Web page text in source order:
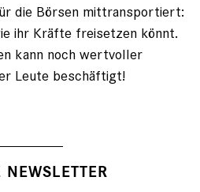
die Börsen mittransportiert:
ihr Kräfte freisetzen könnt.
kann noch wertvoller
Leute beschäftigt!
NEWSLETTER